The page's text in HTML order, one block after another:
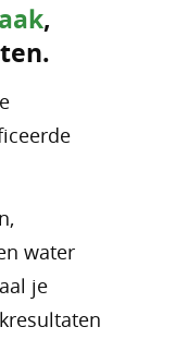
,
water
je